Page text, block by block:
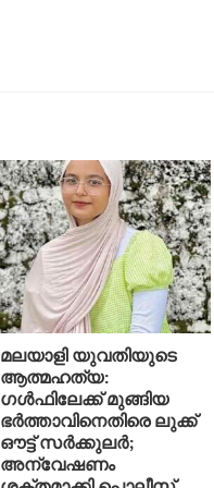
മലയാളി യുവതിയുടെ
ആത്മഹത്യ:
ഗൾഫിലേക്ക് മുങ്ങിയ
ഭർത്താവിനെതിരെ ലുക്ക്
ഔട്ട് സർക്കുലർ;
അന്വേഷണം